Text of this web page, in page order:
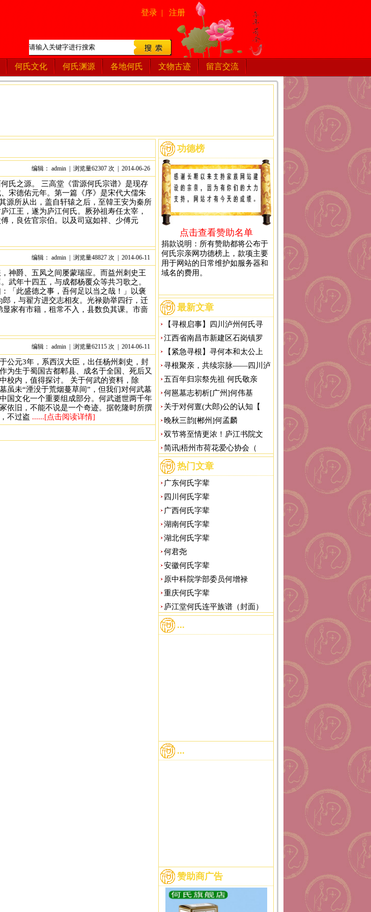
登录 | 注册
何氏文化 何氏渊源 各地何氏 文物古迹 留言交流
编辑： admin | 浏览量62307 次 | 2014-06-26
氏之源。 三高堂《雷源何氏宗谱》是现存
宋德佑元年。第一篇《序》是宋代大儒朱
源所从出，盖自轩辕之后，至韓王安为秦所
江王，遂为庐江何氏。厥孙祖寿任太宰，
，良佐官宗伯。以及司寇如祥、少傅元
编辑： admin | 浏览量48827 次 | 2014-06-11
神爵、五凤之间屡蒙瑞应。而益州刺史王
武年十四五，与成都杨覆众等共习歌之。
「此盛德之事，吾何足以当之哉！」以褒
，与翟方进交志相友。光禄勋举四行，迁
家有市籍，租常不入，县数负其课。市啬
编辑： admin | 浏览量62115 次 | 2014-06-11
公元3年，系西汉大臣，出任杨州刺史，封
为生于蜀国古都郫县、成名于全国、死后又
校内，值得探讨。 关于何武的资料，除
虽未“湮没于荒烟蔓草间”，但我们对何武墓
国文化一个重要组成部分。何武逝世两千年
依旧，不能不说是一个奇迹。据乾隆时所撰
不过盗 ......[点击阅读详情]
功德榜
点击查看赞助名单
捐款说明：所有赞助都将公布于
何氏宗亲网功德榜上，款项主要
用于网站的日常维护如服务器和
域名的费用。
最新文章
【寻根启事】四川泸州何氏寻
江西省南昌市新建区石岗镇罗
【紧急寻根】寻何本和太公上
寻根聚亲，共续宗脉——四川泸
五百年归宗祭先祖 何氏敬亲
何邕墓志初析[广州]何伟基
关于对何亶(大郎)公的认知【
晚秋三韵[郴州]何孟麟
双节将至情更浓！庐江书院文
简讯|梧州市荷花爱心协会（
热门文章
广东何氏字辈
四川何氏字辈
广西何氏字辈
湖南何氏字辈
湖北何氏字辈
何君尧
安徽何氏字辈
原中科院学部委员何增禄
重庆何氏字辈
庐江堂何氏连平族谱（封面）
...
...
赞助商广告